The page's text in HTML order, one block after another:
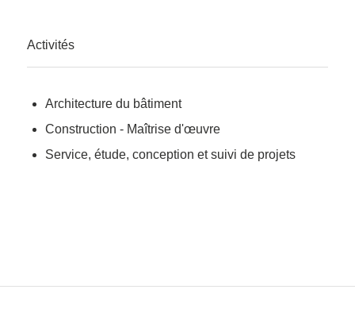
Activités
Architecture du bâtiment
Construction - Maîtrise d'œuvre
Service, étude, conception et suivi de projets